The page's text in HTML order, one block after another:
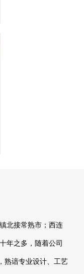
北接常熟市；西连
年之多，随着公司
熟谙专业设计、工艺